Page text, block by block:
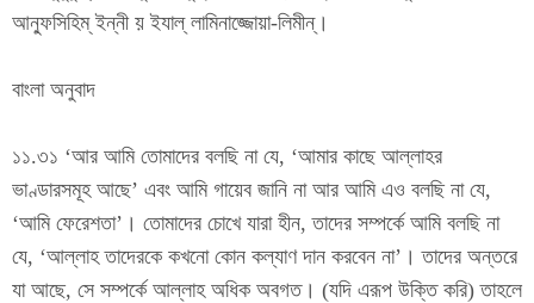
আন্ফুসিহিম্ ইন্নী য় ইযাল্ লামিনাজ্জোয়া-লিমীন্।
বাংলা অনুবাদ
১১.৩১ ‘আর আমি তোমাদের বলছি না যে, ‘আমার কাছে আল্লাহর
ভাণ্ডারসমূহ আছে’ এবং আমি গায়েব জানি না আর আমি এও বলছি না যে,
‘আমি ফেরেশতা’। তোমাদের চোখে যারা হীন, তাদের সম্পর্কে আমি বলছি না
যে, ‘আল্লাহ তাদেরকে কখনো কোন কল্যাণ দান করবেন না’। তাদের অন্তরে
যা আছে, সে সম্পর্কে আল্লাহ অধিক অবগত। (যদি এরূপ উক্তি করি) তাহলে